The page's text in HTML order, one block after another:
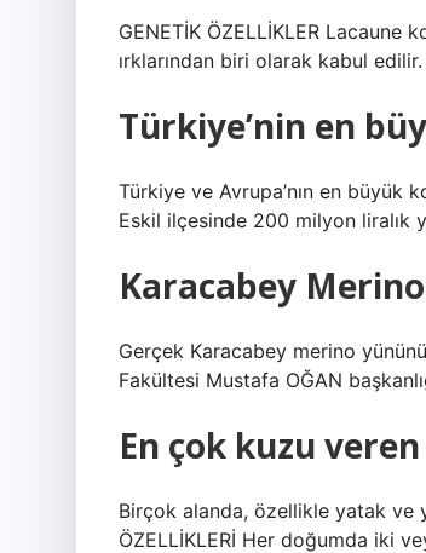
GENETİK ÖZELLİKLER Lacaune
ırklarından biri olarak kabul edilir.
Türkiye’nin en
Türkiye ve Avrupa’nın en büyük
Eskil ilçesinde 200 milyon liralık
Karacabey
Gerçek Karacabey merino
Fakültesi Mustafa OĞAN
En çok kuzu
Birçok alanda, özellikle yatak ve
ÖZELLİKLERİ Her doğumda iki